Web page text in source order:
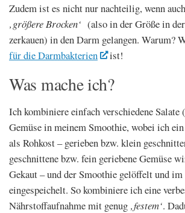
Zudem ist es nicht nur nachteilig, wenn
‚größere Brocken‘ (also in der Größe in
zerkauen) in den Darm gelangen. Warum?
für die Darmbakterien
ist!
Was mache ich?
Ich kombiniere einfach verschiedene Salate (
Gemüse in meinem Smoothie, wobei ich
als Rohkost – gerieben bzw. klein
geschnittene bzw. fein geriebene Gemüse
Gekaut – und der Smoothie gelöffelt und
eingespeichelt. So kombiniere ich eine
Nährstoffaufnahme mit genug ‚festem‘.